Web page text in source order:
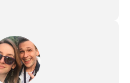
в „Простых вещах“ и
из трех ресторанов.
показывает, что к
читать о
стесняться задавать